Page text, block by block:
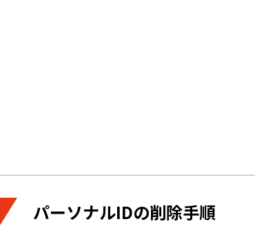
パーソナルIDの削除手順